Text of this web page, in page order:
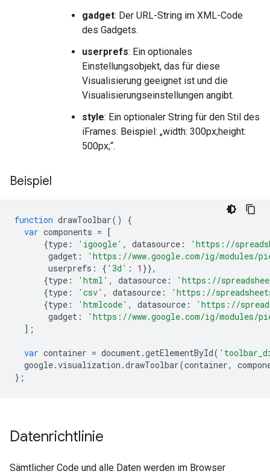
gadget: Der URL-String im XML-Code
des Gadgets.
userprefs: Ein optionales
Einstellungsobjekt, das für diese
Visualisierung geeignet ist und die
Visualisierungseinstellungen angibt.
style: Ein optionaler String für den Stil des
iFrames. Beispiel: „width: 300px;height:
500px;“.
Beispiel
function drawToolbar()
{
var components = [
{type : 'igoogle' , datasource :
'https://
gadget :
'https://www.google.com/ig/modules/
userprefs : { '3d' : 1 }},
{type : 'html' , datasource :
'https://
{type : 'csv' , datasource :
'https://
{type : 'htmlcode' , datasource :
'https://
gadget :
'https://www.google.com/ig/modules/
];
var container = document.getElementById(
google.visualization .drawToolbar(container,
};
Datenrichtlinie
Sämtlicher Code und alle Daten werden im Browser